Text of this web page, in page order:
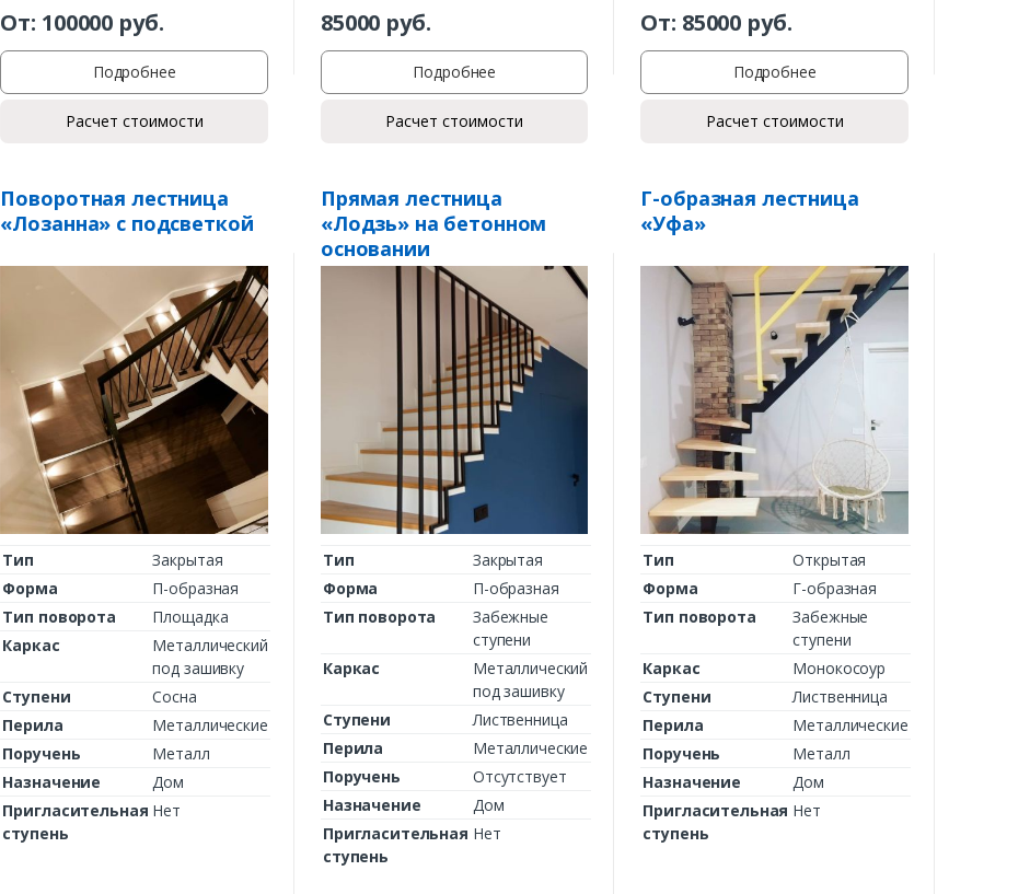
Заказать
От: 100000 руб.
Подробнее
Расчет стоимости
85000 руб.
Подробнее
Расчет стоимости
От: 85000 руб.
Подробнее
Расчет стоимости
Поворотная лестница
«Лозанна» с подсветкой
Тип
Закрытая
Форма
П-образная
Тип поворота
Площадка
Каркас
Металлический
под зашивку
Ступени
Сосна
Перила
Металлические
Поручень
Металл
Назначение
Дом
Пригласительная
ступень
Нет
Прямая лестница
«Лодзь» на бетонном
основании
Тип
Закрытая
Форма
П-образная
Тип поворота
Забежные
ступени
Каркас
Металлический
под зашивку
Ступени
Лиственница
Перила
Металлические
Поручень
Отсутствует
Назначение
Дом
Пригласительная
ступень
Нет
Г-образная лестница
«Уфа»
Тип
Открытая
Форма
Г-образная
Тип поворота
Забежные
ступени
Каркас
Монокосоур
Ступени
Лиственница
Перила
Металлические
Поручень
Металл
Назначение
Дом
Пригласительная
ступень
Нет